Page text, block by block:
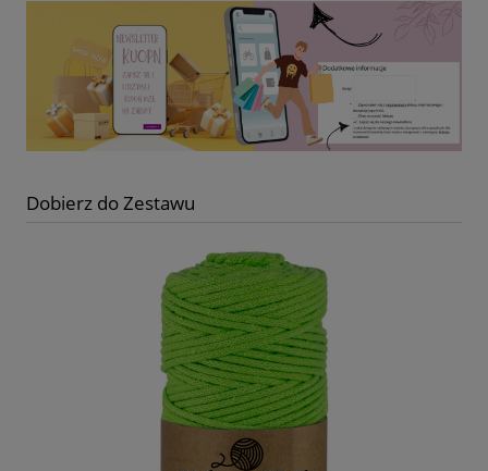
Dobierz do Zestawu